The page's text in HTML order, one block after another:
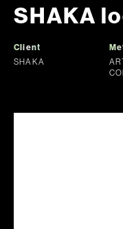
SHAKA
Client
SHAKA